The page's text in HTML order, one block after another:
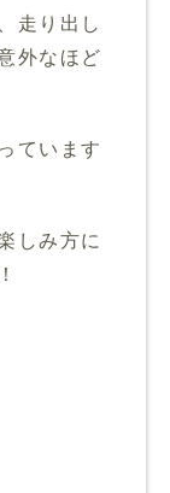
走り出し
外なほど
ています
しみ方に